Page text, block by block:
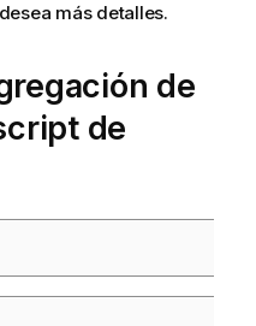
más detalles.
de
de